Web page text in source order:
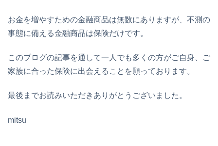
お金を増やすための金融商品は無数にありますが、不測の
事態に備える金融商品は保険だけです。
このブログの記事を通して一人でも多くの方がご自身、ご
家族に合った保険に出会えることを願っております。
最後までお読みいただきありがとうございました。
mitsu